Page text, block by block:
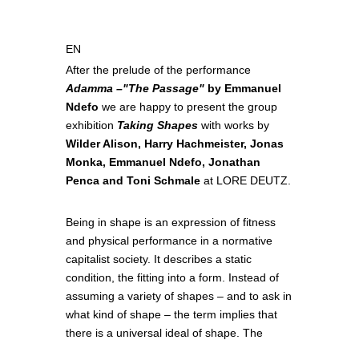
EN
After the prelude of the performance
Adamma –"The Passage" by Emmanuel
Ndefo we are happy to present the group
exhibition Taking Shapes with works by
Wilder Alison, Harry Hachmeister, Jonas
Monka, Emmanuel Ndefo, Jonathan
Penca and Toni Schmale at LORE DEUTZ.
Being in shape is an expression of fitness
and physical performance in a normative
capitalist society. It describes a static
condition, the fitting into a form. Instead of
assuming a variety of shapes – and to ask in
what kind of shape – the term implies that
there is a universal ideal of shape. The